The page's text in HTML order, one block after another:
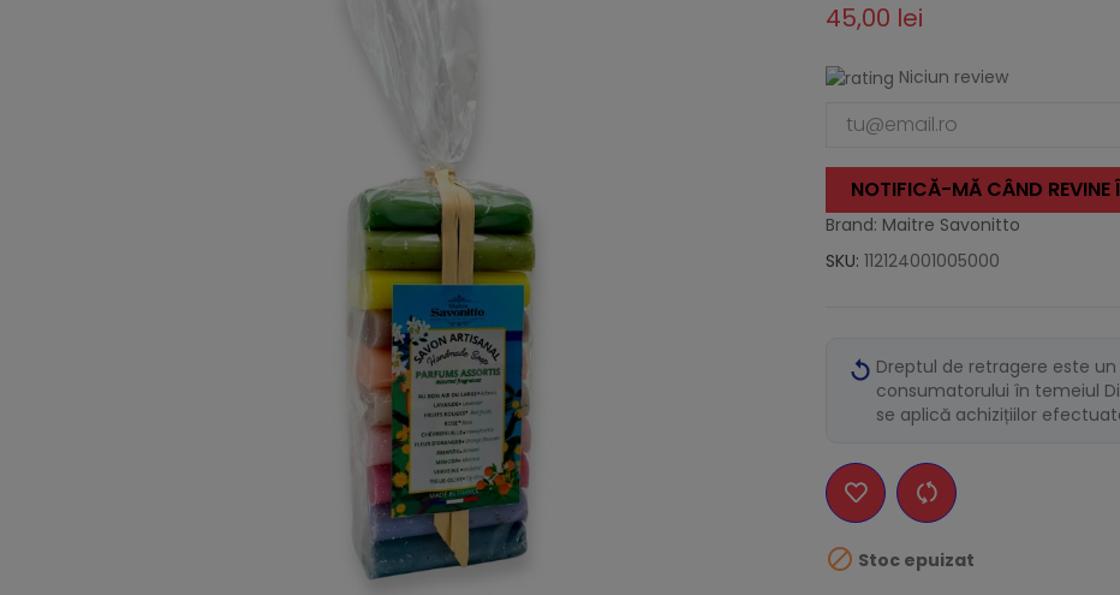
45,00 lei
Niciun review
NOTIFICĂ-MĂ CÂND REVINE
Brand: Maitre Savonitto
SKU: 112124001005000
Dreptul de retragere este
consumatorului în temeiul
se aplică achizițiilor
 Stoc epuizat